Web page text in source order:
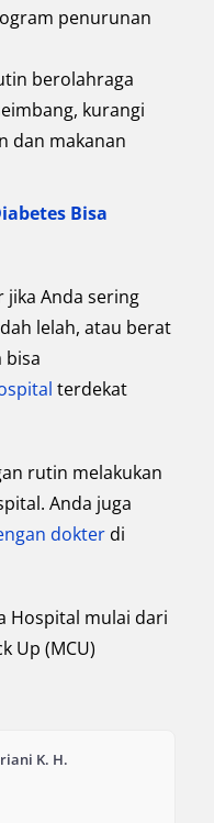
penurunan
berolahraga
kurangi
dan makanan
Bisa
jika Anda sering
lelah, atau berat
bisa
terdekat
rutin melakukan
Anda juga
dokter di
Hospital mulai dari
Up (MCU)
K. H.